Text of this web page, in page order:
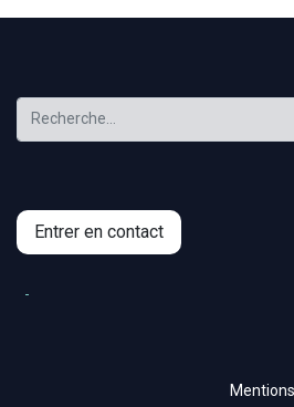
Entrer en contact